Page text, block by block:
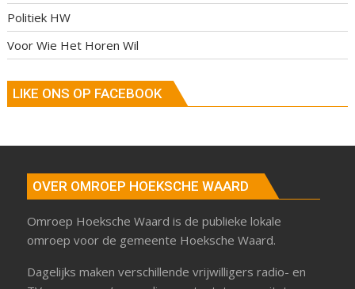
Politiek HW
Voor Wie Het Horen Wil
LIKE ONS OP FACEBOOK
OVER OMROEP HOEKSCHE WAARD
Omroep Hoeksche Waard is de publieke lokale
omroep voor de gemeente Hoeksche Waard.
Dagelijks maken verschillende vrijwilligers radio- en